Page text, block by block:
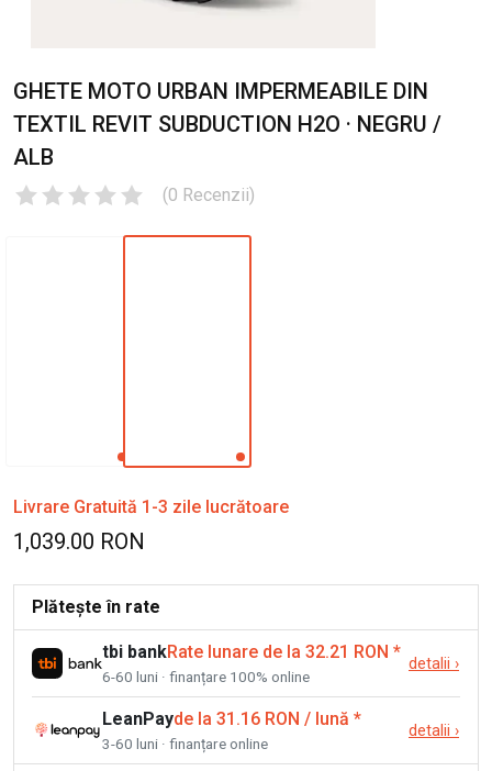
GHETE MOTO URBAN IMPERMEABILE DIN
TEXTIL REVIT SUBDUCTION H2O · NEGRU /
ALB
(0 Recenzii)
Livrare Gratuită 1-3 zile lucrătoare
1,039.00 RON
Plătește în rate
tbi bankRate lunare de la 32.21 RON *
6-60 luni · finanțare 100% online
detalii ›
LeanPayde la 31.16 RON / lună *
3-60 luni · finanțare online
detalii ›